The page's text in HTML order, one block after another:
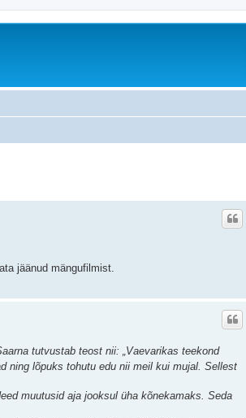
jäänud mängufilmist.
tutvustab teost nii: „Vaevarikas teekond
ning lõpuks tohutu edu nii meil kui mujal. Sellest
muutusid aja jooksul üha kõnekamaks. Seda